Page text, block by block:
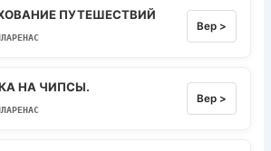
ПУТЕШЕСТВИЙ
Вер >
НА ЧИПСЫ.
Вер >